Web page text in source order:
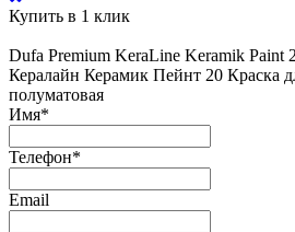
Купить в 1 клик
Dufa Premium KeraLine Keramik
Кералайн Керамик Пейнт 20 Краска
полуматовая
Имя*
Телефон*
Email